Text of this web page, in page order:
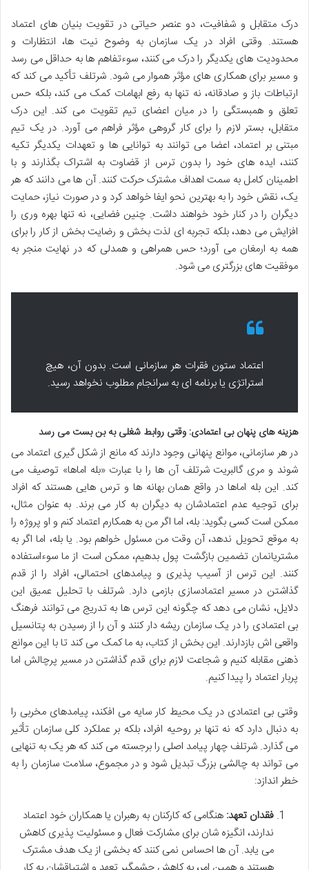
درک متقابل و شفافیت، دو عنصر حیاتی در تقویت بنیان های اعتماد
هستند. وقتی افراد در یک سازمان به وضوح نیت ها، انتظارات و
محدودیت های یکدیگر را درک می کنند، سوءتفاهم ها به حداقل می رسد
و مسیر برای همکاری های مؤثر هموار می شود. شرتلف تأکید می کند که
ارتباطات باز و صادقانه، نه تنها به رفع ابهامات کمک می کند، بلکه حس
تعلق و همبستگی را در میان اعضای تیم تقویت می کند. این درک
متقابل، بستر لازم را برای کار گروهی مؤثر فراهم می آورد. در یک تیم
مبتنی بر اعتماد، اعضا می توانند به توانایی ها و تعهدات یکدیگر تکیه
کنند، ایده های خود را بدون ترس از قضاوت به اشتراک بگذارند و با
اطمینان کامل به سمت اهداف مشترک حرکت کنند. آن ها می دانند که هر
یک، نقش خود را به بهترین نحو ایفا خواهد کرد و در صورت نیاز، حمایت
دیگران را در کنار خود خواهند داشت. چنین فضایی، نه تنها بهره وری را
افزایش می دهد، بلکه تجربه ای لذت بخش و رضایت بخش از کار را برای
همه به ارمغان می آورد؛ حس همراهی و همدلی که در نهایت منجر به
موفقیت های بزرگتری می شود.
اعتماد ستون فقرات هر سازمانی است. بدون آن، هیچ
استراتژی یا برنامه ای به سرانجام مطلوب نخواهد رسید.
هزینه های پنهان بی اعتمادی: وقتی روابط شغلی به بن بست می رسد
در هر سازمانی، موانع پنهانی وجود دارند که مانع از شکل گیری اعتماد می
شوند و مری گالبریت شرتلف آن ها را با عبارت «بله اماها» توصیف می
کند. این بله اماها در واقع همان بهانه ها و ترس هایی هستند که افراد
برای توجیه عدم اعتمادشان به دیگران به کار می برند. به عنوان مثال،
ممکن است کسی بگوید: بله، اما اگر من به همکارم اعتماد کنم و او پروژه را
به موقع تحویل ندهد، آن وقت من مسئول خواهم بود. یا بله، اما اگر به
مشتریانمان تضمین بازگشت پول بدهیم، ممکن است از ما سوءاستفاده
کنند. این ترس از آسیب پذیری و پیامدهای احتمالی، افراد را از قدم
گذاشتن در مسیر اعتمادسازی بازمی دارد. شرتلف با تحلیل عمیق این
دلایل، نشان می دهد که چگونه این ترس ها به تدریج می توانند فرهنگ
بی اعتمادی را در یک سازمان ریشه دار کنند و آن را از رسیدن به پتانسیل
واقعی اش بازدارند. این بخش از کتاب، به ما کمک می کند تا با این موانع
ذهنی مقابله کنیم و شجاعت لازم برای قدم گذاشتن در مسیر پرچالش اما
پربار اعتماد را پیدا کنیم.
وقتی بی اعتمادی در یک محیط کار سایه می افکند، پیامدهای مخربی را
به دنبال دارد که نه تنها بر روحیه افراد، بلکه بر عملکرد کلی سازمان تأثیر
می گذارد. شرتلف چهار پیامد اصلی را برجسته می کند که هر یک به تنهایی
می تواند به چالشی بزرگ تبدیل شود و در مجموع، سلامت سازمان را به
خطر اندازد:
فقدان تعهد: هنگامی که کارکنان به رهبران یا همکاران خود اعتماد
ندارند، انگیزه شان برای مشارکت فعال و مسئولیت پذیری کاهش
می یابد. آن ها احساس نمی کنند که بخشی از یک هدف مشترک